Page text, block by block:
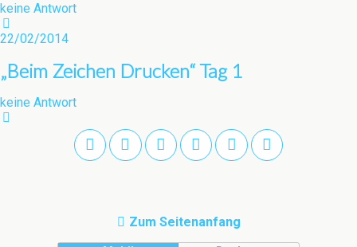
keine Antwort
22/02/2014
„Beim Zeichen Drucken“ Tag 1
keine Antwort
Zum Seitenanfang